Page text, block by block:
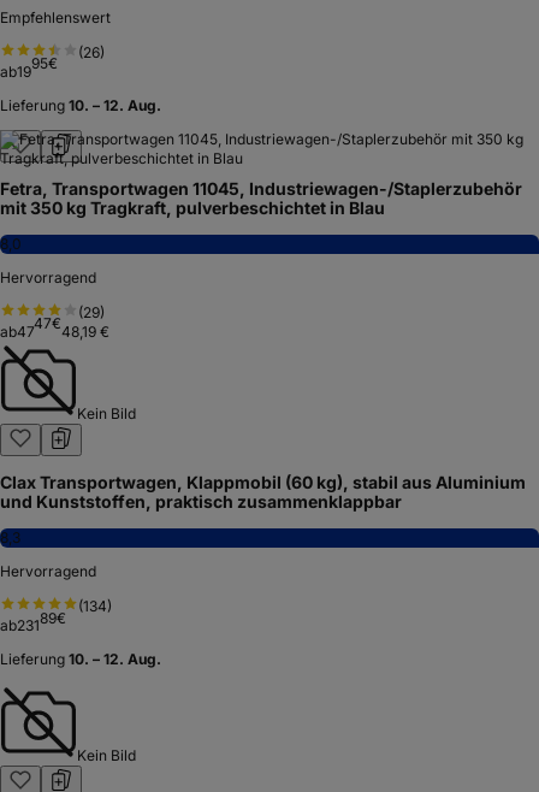
Empfehlenswert
(26)
ab1995€
Lieferung 10. – 12. Aug.
Fetra, Transportwagen 11045, Industriewagen-/Staplerzubehör
mit 350 kg Tragkraft, pulverbeschichtet in Blau
8,0
Hervorragend
(29)
ab4747€48,19 €
Kein Bild
Clax Transportwagen, Klappmobil (60 kg), stabil aus Aluminium
und Kunststoffen, praktisch zusammenklappbar
8,3
Hervorragend
(134)
ab23189€
Lieferung 10. – 12. Aug.
Kein Bild